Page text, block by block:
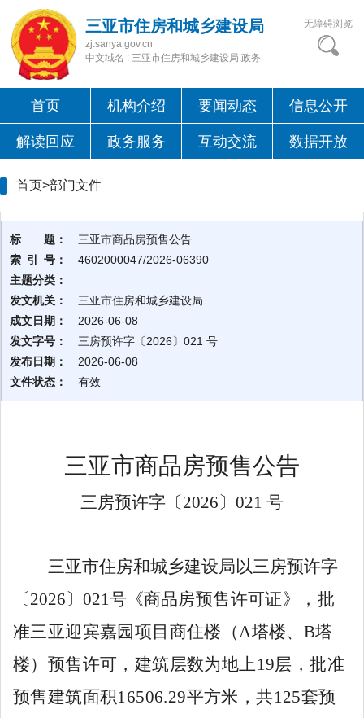
三亚市住房和城乡建设局
zj.sanya.gov.cn
中文域名 : 三亚市住房和城乡建设局.政务
无障碍浏览
首页 机构介绍 要闻动态 信息公开
解读回应 政务服务 互动交流 数据开放
首页>部门文件
标 题：
三亚市商品房预售公告
索 引 号：
4602000047/2026-06390
主题分类：
发文机关：
三亚市住房和城乡建设局
成文日期：
2026-06-08
发文字号：
三房预许字〔2026〕021 号
发布日期：
2026-06-08
文件状态：
有效
三亚市商品房预售公告
三房预许字〔2026〕 021 号
三亚市住房和城乡建设局以三房预许字
〔2026〕 021号《商品房预售许可证》， 批
准三亚迎宾嘉园项目商住楼（ A塔楼、 B塔
楼） 预售许可，建筑层数为地上 19层，批准
预售建筑面积16506.29平方米，共125套预